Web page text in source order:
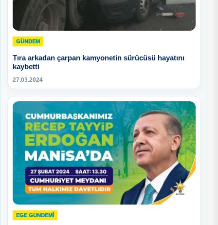
GÜNDEM
Tıra arkadan çarpan kamyonetin sürücüsü hayatını
kaybetti
27.03.2024
EGE GUNDEMİ